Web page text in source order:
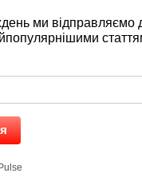
ми відправляємо